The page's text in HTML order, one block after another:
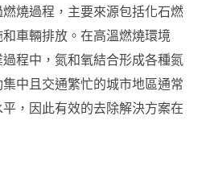
燒過程，主要來源包括化石燃
車輛排放。在高溫燃燒環境
程中，氮和氧結合形成各種氮
中且交通繁忙的城市地區通常
，因此有效的去除解決方案在